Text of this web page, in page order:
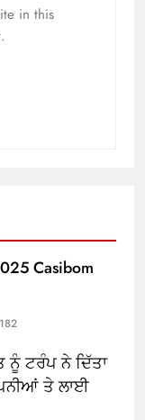
in this
Casibom
182
ਨੂੰ ਟਰੰਪ ਨੇ ਦਿੱਤਾ
ਤੇ ਲਾਈ